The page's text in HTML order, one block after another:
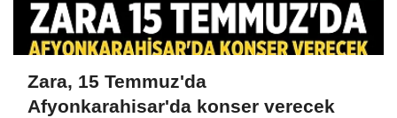
Zara, 15 Temmuz'da
Afyonkarahisar'da konser verecek